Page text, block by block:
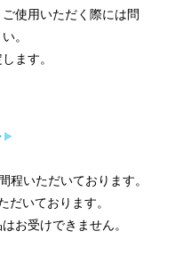
使用いただく際には問
。
ます。
程いただいております。
だいております。
お受けできません。